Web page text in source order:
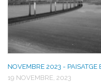
NOVEMBRE 2023 - PAISATGE
19 NOVEMBRE, 2023